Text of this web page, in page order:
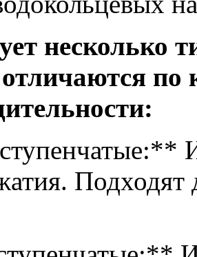
несколько
по
Подходят